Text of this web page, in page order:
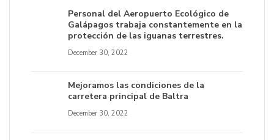
Personal del Aeropuerto Ecológico de
Galápagos trabaja constantemente en la
protección de las iguanas terrestres.
December 30, 2022
Mejoramos las condiciones de la
carretera principal de Baltra
December 30, 2022